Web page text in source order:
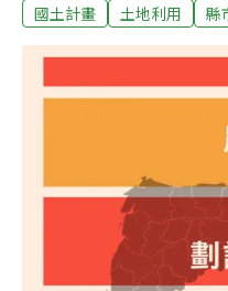
長陳繼鳴表示，目前18個
底前就會一併公告實施。
應於2020年4月底前完成
土計畫草案，其中17縣市
地制宜 「農變建」歷史
題，澎湖縣國土計畫（草
遭退回專案小組的縣市。
會，終於達成大方向共識
國土計畫 土地利用 縣